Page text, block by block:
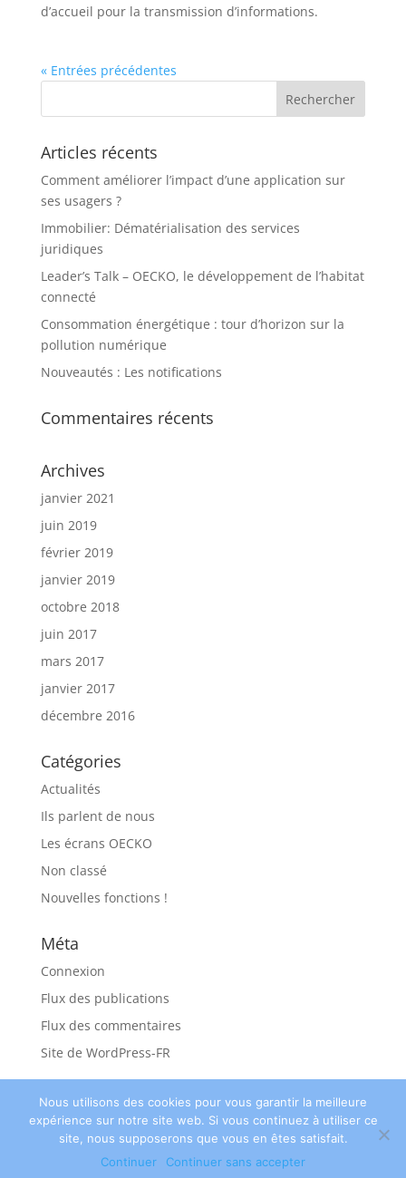
d’accueil pour la transmission d’informations.
« Entrées précédentes
Articles récents
Comment améliorer l’impact d’une application sur
ses usagers ?
Immobilier: Dématérialisation des services
juridiques
Leader’s Talk – OECKO, le développement de l’habitat
connecté
Consommation énergétique : tour d’horizon sur la
pollution numérique
Nouveautés : Les notifications
Commentaires récents
Archives
janvier 2021
juin 2019
février 2019
janvier 2019
octobre 2018
juin 2017
mars 2017
janvier 2017
décembre 2016
Catégories
Actualités
Ils parlent de nous
Les écrans OECKO
Non classé
Nouvelles fonctions !
Méta
Connexion
Flux des publications
Flux des commentaires
Site de WordPress-FR
© Oecko 2018 ||Kabolt - Partenaire||Nos
mentions légales
Nous utilisons des cookies pour vous garantir la meilleure
expérience sur notre site web. Si vous continuez à utiliser ce
site, nous supposerons que vous en êtes satisfait.
Continuer
Continuer sans accepter